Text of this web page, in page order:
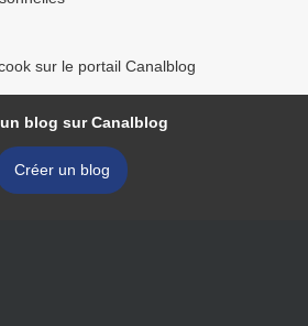
sur le portail Canalblog
blog sur Canalblog
Créer un blog